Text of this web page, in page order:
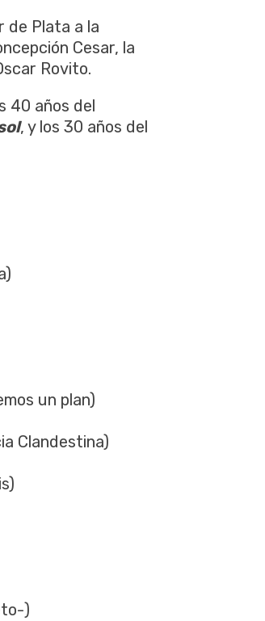
de Plata a la
Cesar, la
Rovito.
40 años del
, y los 30 años del
un plan)
Clandestina)
)